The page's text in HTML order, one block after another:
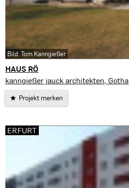
HAUS RÖ
Waltershausen
kanngießer jauck architekten, Gotha
Projekt merken
Bild: Tom Kanngießer
ERFURT